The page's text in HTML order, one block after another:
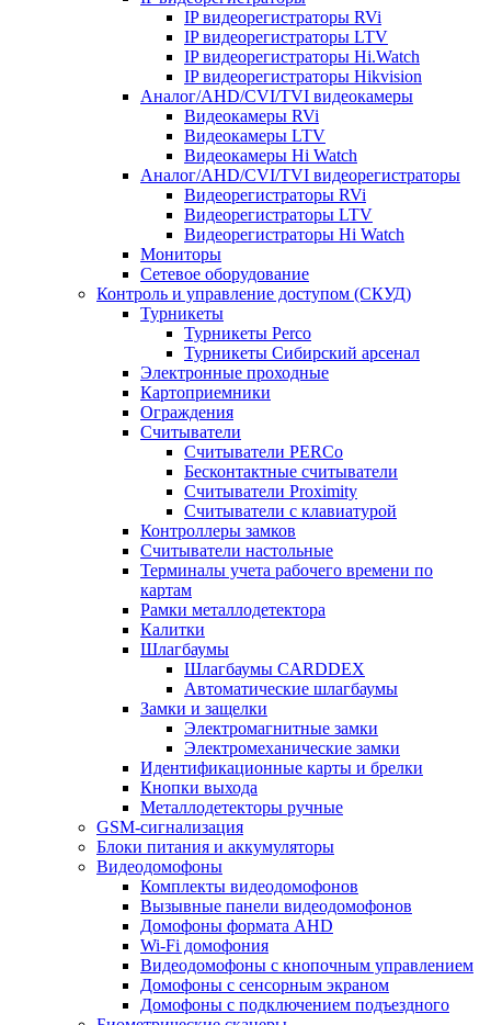
IP видеорегистраторы RVi
IP видеорегистраторы LTV
IP видеорегистраторы Hi.Watch
IP видеорегистраторы Hikvision
Аналог/AHD/CVI/TVI видеокамеры
Видеокамеры RVi
Видеокамеры LTV
Видеокамеры Hi Watch
Аналог/AHD/CVI/TVI видеорегистраторы
Видеорегистраторы RVi
Видеорегистраторы LTV
Видеорегистраторы Hi Watch
Мониторы
Сетевое оборудование
Контроль и управление доступом (СКУД)
Турникеты
Турникеты Perco
Турникеты Сибирский арсенал
Электронные проходные
Картоприемники
Ограждения
Считыватели
Считыватели PERCo
Бесконтактные считыватели
Считыватели Proximity
Считыватели с клавиатурой
Контроллеры замков
Считыватели настольные
Терминалы учета рабочего времени по
картам
Рамки металлодетектора
Калитки
Шлагбаумы
Шлагбаумы CARDDEX
Автоматические шлагбаумы
Замки и защелки
Электромагнитные замки
Электромеханические замки
Идентификационные карты и брелки
Кнопки выхода
Металлодетекторы ручные
GSM-сигнализация
Блоки питания и аккумуляторы
Видеодомофоны
Комплекты видеодомофонов
Вызывные панели видеодомофонов
Домофоны формата AHD
Wi-Fi домофония
Видеодомофоны с кнопочным управлением
Домофоны с сенсорным экраном
Домофоны с подключением подъездного